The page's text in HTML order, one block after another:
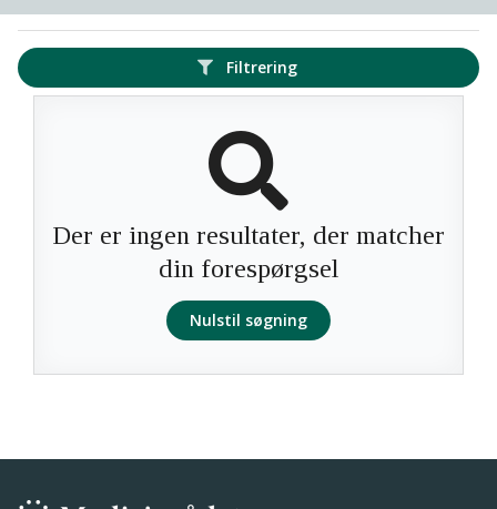
Filtrering
Der er ingen resultater, der matcher
din forespørgsel
Nulstil søgning